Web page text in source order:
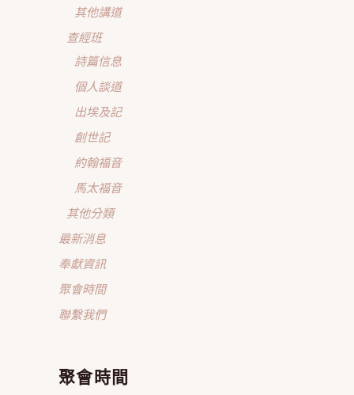
其他講道
查經班
詩篇信息
個人談道
出埃及記
創世記
約翰福音
馬太福音
其他分類
最新消息
奉獻資訊
聚會時間
聯繫我們
聚會時間